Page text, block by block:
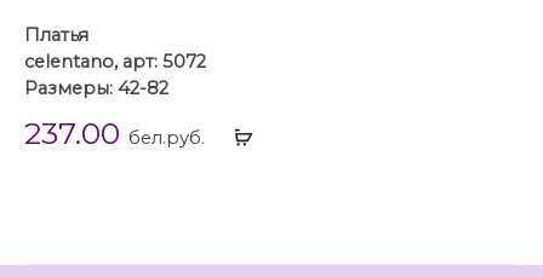
Выбрать
Платья
celentano, арт: 5072
Размеры: 42-82
237.00 бел.руб.